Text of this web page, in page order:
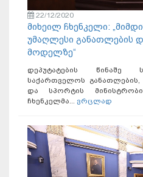
22/12/2020
მიხეილ ჩხენკელი:
უმაღლესი განათლების
მოდელზე“
დეპუტატების წინაშე
საქართველოს განათლების,
და სპორტის
ჩხენკელმა... ვრცლად